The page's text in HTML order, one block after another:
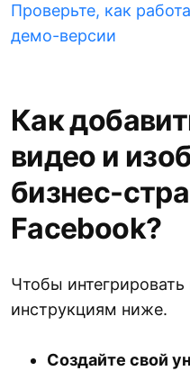
Проверьте, как
демо-версии
Как
видео и
бизнес-
Facebook?
Чтобы
инструкциям ниже.
Создайте свой